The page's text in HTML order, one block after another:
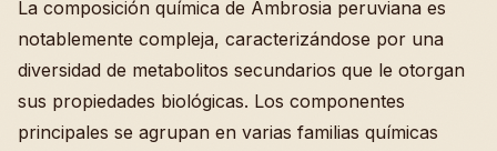
La composición química de Ambrosia peruviana es
notablemente compleja, caracterizándose por una
diversidad de metabolitos secundarios que le otorgan
sus propiedades biológicas. Los componentes
principales se agrupan en varias familias químicas